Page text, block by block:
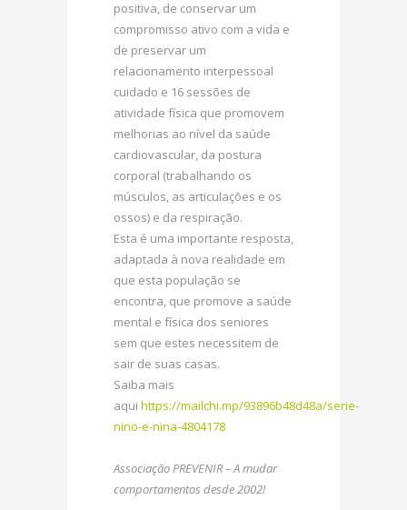
positiva, de conservar um
compromisso ativo com a vida e
de preservar um
relacionamento interpessoal
cuidado e 16 sessões de
atividade física que promovem
melhorias ao nível da saúde
cardiovascular, da postura
corporal (trabalhando os
músculos, as articulações e os
ossos) e da respiração.
Esta é uma importante resposta,
adaptada à nova realidade em
que esta população se
encontra, que promove a saúde
mental e física dos seniores
sem que estes necessitem de
sair de suas casas.
Saiba mais
aqui https://mailchi.mp/93896b48d48a/serie-
nino-e-nina-4804178
Associação PREVENIR – A mudar
comportamentos desde 2002!